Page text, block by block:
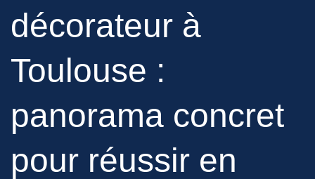
décorateur à
Toulouse :
panorama concret
pour réussir en